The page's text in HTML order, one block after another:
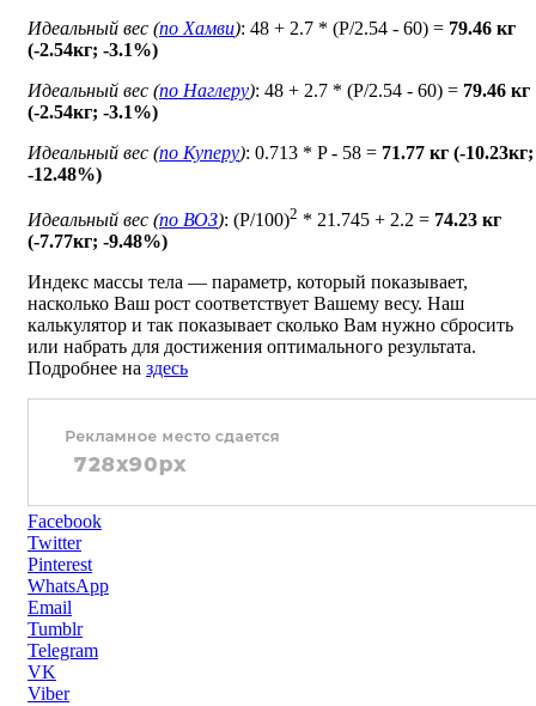
Идеальный вес (по Хамви): 48 + 2.7 * (P/2.54 - 60) = 79.46 кг
(-2.54кг; -3.1%)
Идеальный вес (по Наглеру): 48 + 2.7 * (P/2.54 - 60) = 79.46 кг
(-2.54кг; -3.1%)
Идеальный вес (по Куперу): 0.713 * P - 58 = 71.77 кг (-10.23кг;
-12.48%)
Идеальный вес (по ВОЗ): (P/100)2 * 21.745 + 2.2 = 74.23 кг
(-7.77кг; -9.48%)
Индекс массы тела — параметр, который показывает,
насколько Ваш рост соответствует Вашему весу. Наш
калькулятор и так показывает сколько Вам нужно сбросить
или набрать для достижения оптимального результата.
Подробнее на здесь
Facebook
Twitter
Pinterest
WhatsApp
Email
Tumblr
Telegram
VK
Viber